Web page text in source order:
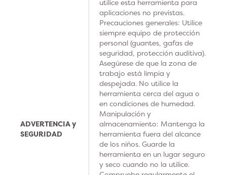
ADVERTENCIA y
SEGURIDAD
utilice esta herramienta para
aplicaciones no previstas.
Precauciones generales: Utilice
siempre equipo de protección
personal (guantes, gafas de
seguridad, protección auditiva).
Asegúrese de que la zona de
trabajo está limpia y
despejada. No utilice la
herramienta cerca del agua o
en condiciones de humedad.
Manipulación y
almacenamiento: Mantenga la
herramienta fuera del alcance
de los niños. Guarde la
herramienta en un lugar seguro
y seco cuando no la utilice.